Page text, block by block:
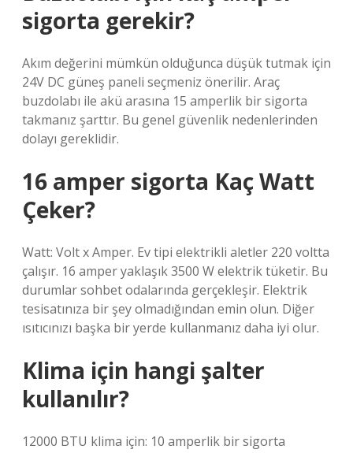
sigorta gerekir?
Akım değerini mümkün olduğunca düşük tutmak için
24V DC güneş paneli seçmeniz önerilir. Araç
buzdolabı ile akü arasına 15 amperlik bir sigorta
takmanız şarttır. Bu genel güvenlik nedenlerinden
dolayı gereklidir.
16 amper sigorta Kaç Watt
Çeker?
Watt: Volt x Amper. Ev tipi elektrikli aletler 220 voltta
çalışır. 16 amper yaklaşık 3500 W elektrik tüketir. Bu
durumlar sohbet odalarında gerçekleşir. Elektrik
tesisatınıza bir şey olmadığından emin olun. Diğer
ısıtıcınızı başka bir yerde kullanmanız daha iyi olur.
Klima için hangi şalter
kullanılır?
12000 BTU klima için: 10 amperlik bir sigorta